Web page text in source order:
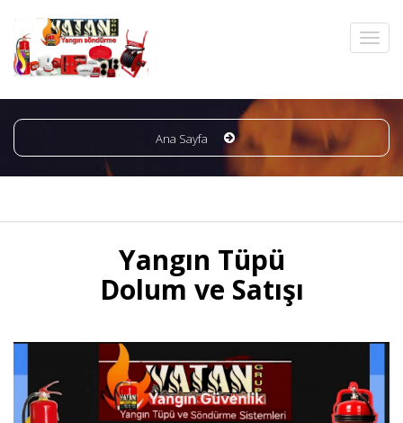
Ana Sayfa
Yangın Tüpü
Dolum ve Satışı